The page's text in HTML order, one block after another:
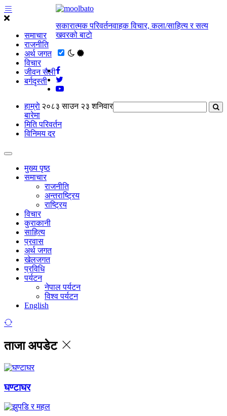
समाचार
राजनीति
अर्थ जगत
विचार
जीवन सैली
बर्गदृस्ती
सकारात्मक परिवर्तनवाहक विचार, कला/साहित्य र सत्य
खवरको बाटाे
२०८३ साउन २३ शनिवार
हाम्राे
बारेमा
मिति परिवर्तन
विनिमय दर
मुख्य पृष्ठ
समाचार
राजनीति
अन्तराष्ट्रिय
राष्ट्रिय
विचार
कुराकानी
साहित्य
प्रवास
अर्थ जगत
खेलजगत
प्रविधि
पर्यटन
नेपाल पर्यटन
विश्व पर्यटन
English
ताजा अपडेट
घण्टाघर